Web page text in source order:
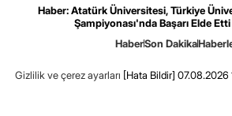
Haber: Atatürk Üniversitesi, Türkiye
Şampiyonası'nda Başarı Elde
HaberSon Dakika
Gizlilik ve çerez ayarları [Hata Bildir] 07.08.2026